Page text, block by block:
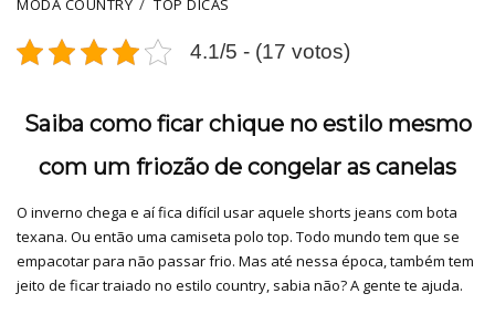
MODA COUNTRY TOP DICAS
4.1/5 - (17 votos)
Saiba como ficar chique no estilo mesmo
com um friozão de congelar as canelas
O inverno chega e aí fica difícil usar aquele shorts jeans com bota
texana. Ou então uma camiseta polo top. Todo mundo tem que se
empacotar para não passar frio. Mas até nessa época, também tem
jeito de ficar traiado no estilo country, sabia não? A gente te ajuda.